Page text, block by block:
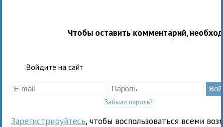
Чтобы оставить комментарий,
Войдите на сайт
Забыли пароль?
Зарегистрируйтесь, чтобы воспользоваться всеми